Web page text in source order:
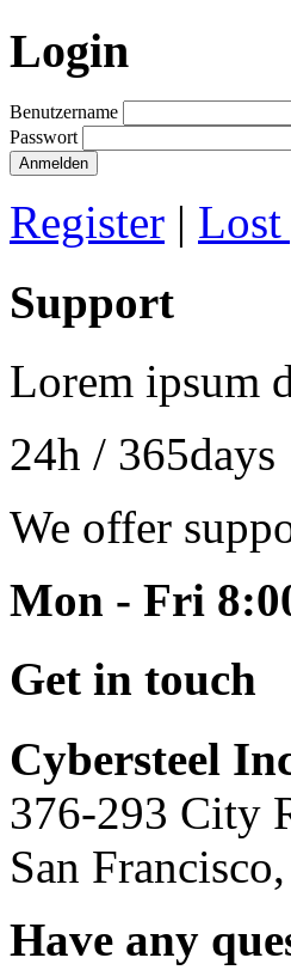
Login
Benutzername
Passwort
Anmelden
Register | Lost
Support
Lorem ipsum
24h / 365days
We offer
Mon - Fri
Get in touch
Cybersteel
376-293 City
San
Have any